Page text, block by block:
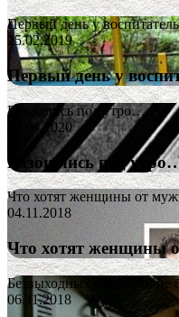
Первый день у
25.02.2019
Первый день у
Разошлись под утро…
23.04.2020
Разошлись под
Что хотят женщины от
04.11.2018
Что хотят женщины
Безвыходных ситуаций не
06.11.2018